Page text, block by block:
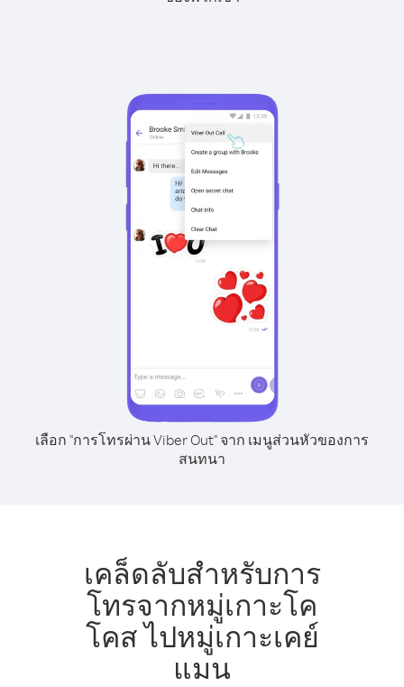
เลือก "การโทรผ่าน Viber Out" จาก เมนูส่วนหัวของการ
สนทนา
เคล็ดลับสำหรับการ
โทรจากหมู่เกาะโค
โคส ไปหมู่เกาะเคย์
แมน